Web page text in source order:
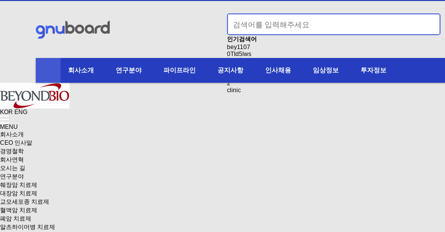
인기검색어
bey1107
0TId5lws
conducting
액면분할
2
clinic
회사소개 연구분야 파이프라인 공지사항 인사채용 임상정보 투자정보
KOR ENG
MENU
회사소개
CEO 인사말
경영철학
회사연혁
오시는 길
연구분야
췌장암 치료제
대장암 치료제
교모세포종 치료제
혈액암 치료제
폐암 치료제
알츠하이머병 치료제